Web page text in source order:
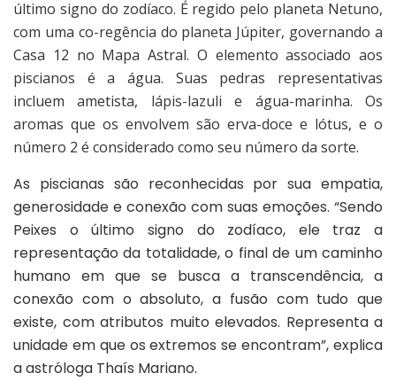
último signo do zodíaco. É regido pelo planeta Netuno,
com uma co-regência do planeta Júpiter, governando a
Casa 12 no Mapa Astral. O elemento associado aos
piscianos é a água. Suas pedras representativas
incluem ametista, lápis-lazuli e água-marinha. Os
aromas que os envolvem são erva-doce e lótus, e o
número 2 é considerado como seu número da sorte.
As piscianas são reconhecidas por sua empatia,
generosidade e conexão com suas emoções. “Sendo
Peixes o último signo do zodíaco, ele traz a
representação da totalidade, o final de um caminho
humano em que se busca a transcendência, a
conexão com o absoluto, a fusão com tudo que
existe, com atributos muito elevados. Representa a
unidade em que os extremos se encontram”, explica
a astróloga Thaís Mariano.